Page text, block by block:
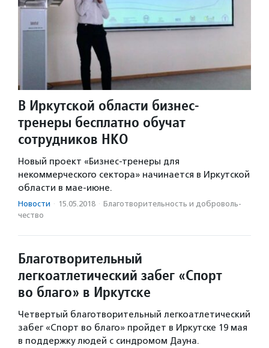
В Иркутской области бизнес-
тренеры бесплатно обучат
сотрудников НКО
Новый проект «Бизнес-тренеры для
некоммерческого сектора» начинается в Иркутской
области в мае-июне.
Новости · 15.05.2018 · Благотвори­тель­ность и доброволь­
чест­во
Благотворительный
легкоатлетический забег «Спорт
во благо» в Иркутске
Четвертый благотворительный легкоатлетический
забег «Спорт во благо» пройдет в Иркутске 19 мая
в поддержку людей с синдромом Дауна.